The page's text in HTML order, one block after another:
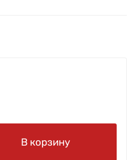
В корзину